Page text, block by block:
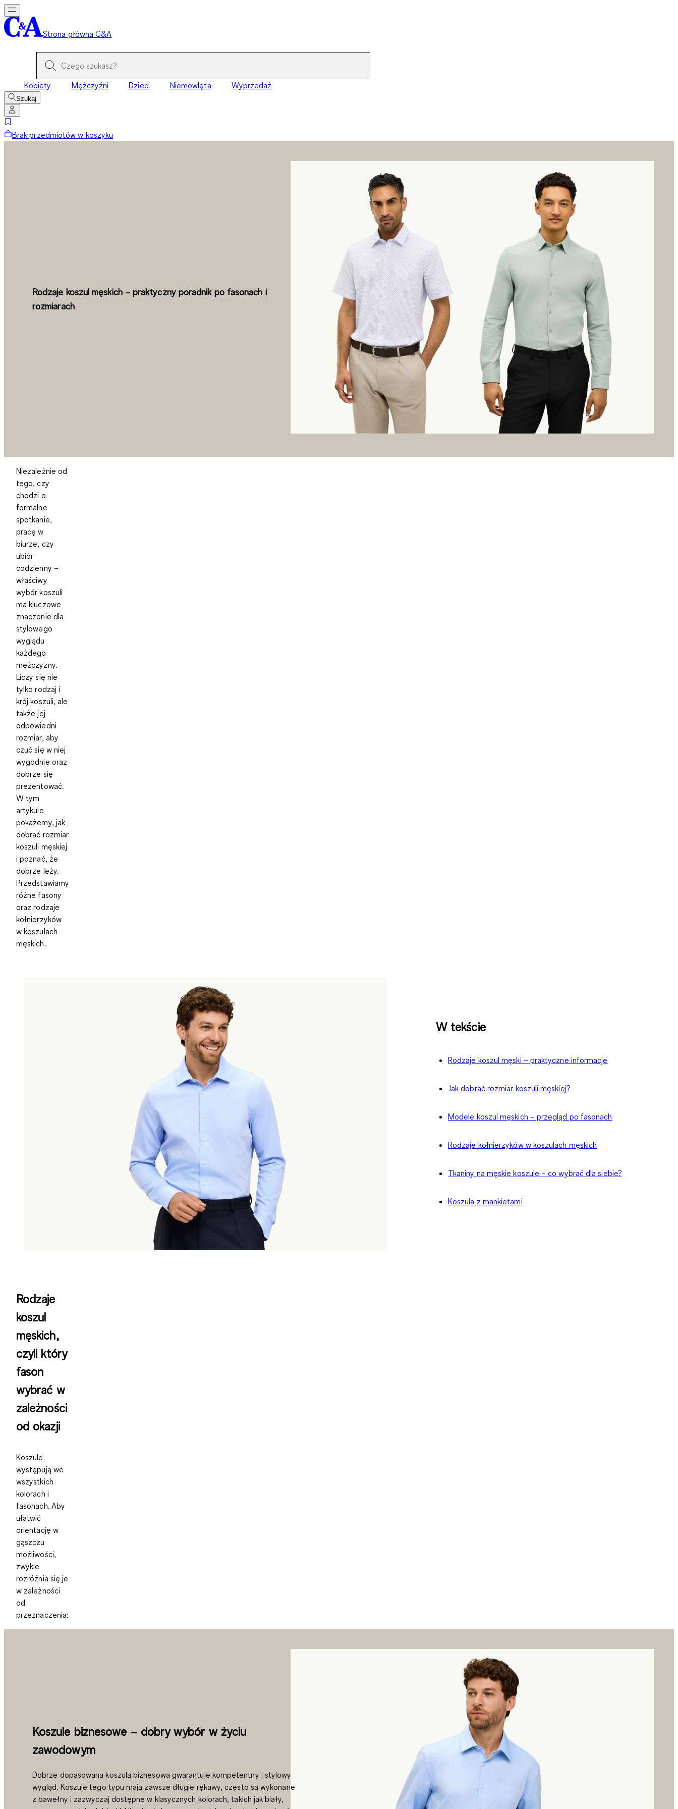
Strona główna C&A
Kobiety Mężczyźni Dzieci Niemowlęta Wyprzedaż
Szukaj
Brak przedmiotów w koszyku
Rodzaje koszul męskich – praktyczny poradnik po fasonach i
rozmiarach
Niezależnie od
tego, czy
chodzi o
formalne
spotkanie,
pracę w
biurze, czy
ubiór
codzienny –
właściwy
wybór koszuli
ma kluczowe
znaczenie dla
stylowego
wyglądu
każdego
mężczyzny.
Liczy się nie
tylko rodzaj i
krój koszuli, ale
także jej
odpowiedni
rozmiar, aby
czuć się w niej
wygodnie oraz
dobrze się
prezentować.
W tym
artykule
pokażemy, jak
dobrać rozmiar
koszuli męskiej
i poznać, że
dobrze leży.
Przedstawiamy
różne fasony
oraz rodzaje
kołnierzyków
w koszulach
męskich.
W tekście
Rodzaje koszul męski – praktyczne informacje
Jak dobrać rozmiar koszuli męskiej?
Modele koszul męskich – przegląd po fasonach
Rodzaje kołnierzyków w koszulach męskich
Tkaniny na męskie koszule – co wybrać dla siebie?
Koszula z mankietami
Rodzaje
koszul
męskich,
czyli który
fason
wybrać w
zależności
od okazji
Koszule
występują we
wszystkich
kolorach i
fasonach. Aby
ułatwić
orientację w
gąszczu
możliwości,
zwykle
rozróżnia się je
w zależności
od
przeznaczenia:
Koszule biznesowe – dobry wybór w życiu
zawodowym
Dobrze dopasowana koszula biznesowa gwarantuje kompetentny i stylowy
wygląd. Koszule tego typu mają zawsze długie rękawy, często są wykonane
z bawełny i zazwyczaj dostępne w klasycznych kolorach, takich jak biały,